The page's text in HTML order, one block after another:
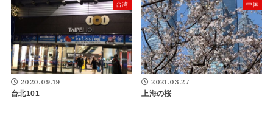
台湾
2020.09.19
台北101
中国
2021.03.27
上海の桜